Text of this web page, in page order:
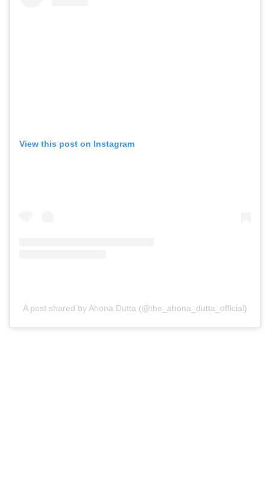
View this post on Instagram
A post shared by Ahona Dutta (@the_ahona_dutta_official)